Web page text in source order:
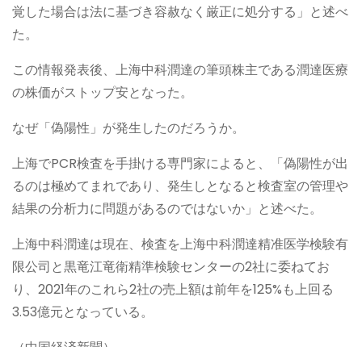
覚した場合は法に基づき容赦なく厳正に処分する」と述べ
た。
この情報発表後、上海中科潤達の筆頭株主である潤達医療
の株価がストップ安となった。
なぜ「偽陽性」が発生したのだろうか。
上海でPCR検査を手掛ける専門家によると、「偽陽性が出
るのは極めてまれであり、発生しとなると検査室の管理や
結果の分析力に問題があるのではないか」と述べた。
上海中科潤達は現在、検査を上海中科潤達精准医学検験有
限公司と黒竜江竜衛精準検験センターの2社に委ねてお
り、2021年のこれら2社の売上額は前年を125%も上回る
3.53億元となっている。